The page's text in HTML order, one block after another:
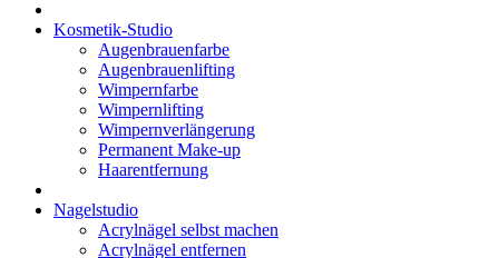
Kosmetik-Studio
Augenbrauenfarbe
Augenbrauenlifting
Wimpernfarbe
Wimpernlifting
Wimpernverlängerung
Permanent Make-up
Haarentfernung
Nagelstudio
Acrylnägel selbst machen
Acrylnägel entfernen